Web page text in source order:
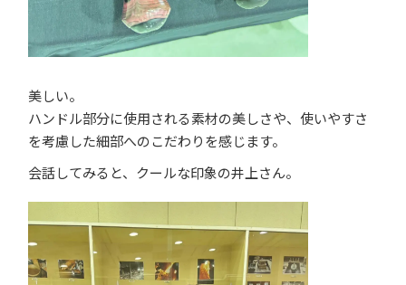
美しい。
ハンドル部分に使用される素材の美しさや、使いやすさ
を考慮した細部へのこだわりを感じます。
会話してみると、クールな印象の井上さん。